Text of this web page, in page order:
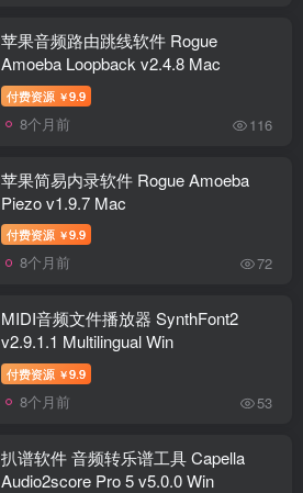
苹果音频路由跳线软件 Rogue
Amoeba Loopback v2.4.8 Mac
付费资源 ￥9.9
8个月前 116
苹果简易内录软件 Rogue Amoeba
Piezo v1.9.7 Mac
付费资源 ￥9.9
8个月前 72
MIDI音频文件播放器 SynthFont2
v2.9.1.1 Multilingual Win
付费资源 ￥9.9
8个月前 53
扒谱软件 音频转乐谱工具 Capella
Audio2score Pro 5 v5.0.0 Win